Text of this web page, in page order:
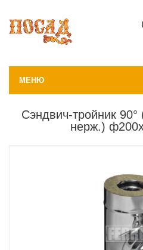
МЕНЮ
Сэндвич-тройник
нерж.)